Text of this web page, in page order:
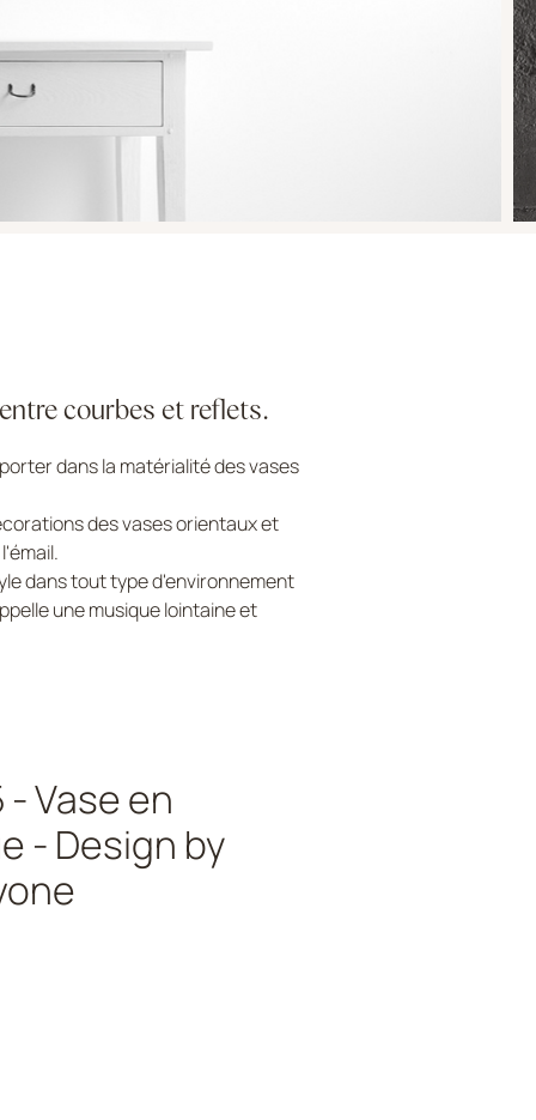
courbes et reflets.
dans la matérialité des vases
des vases orientaux et
dans tout type d'environnement
une musique lointaine et
- Vase en
- Design by